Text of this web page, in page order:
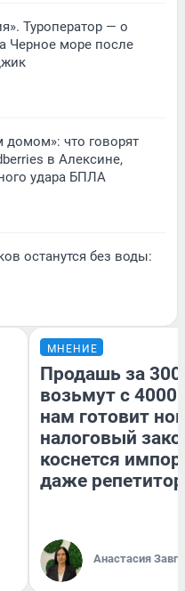
Туроператор — о
Черное море после
что говорят
в Алексине,
удара БПЛА
останутся без воды:
МНЕНИЕ
Продашь за
возьмут с
нам готовит
налоговый
коснется
даже
Анастасия